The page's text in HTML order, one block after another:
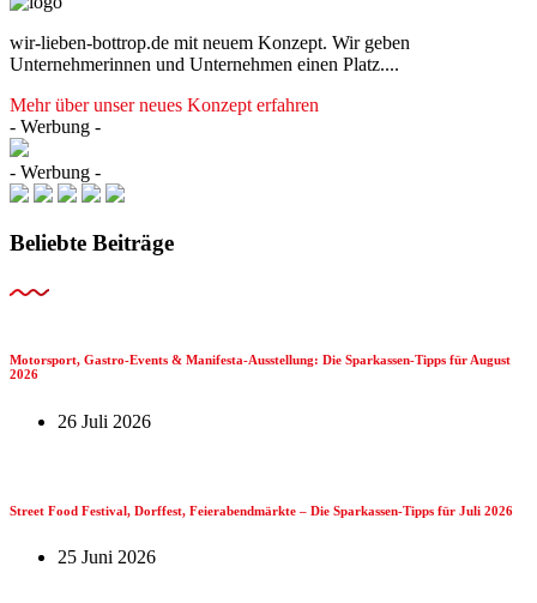
wir-lieben-bottrop.de mit neuem Konzept. Wir geben
Unternehmerinnen und Unternehmen einen Platz....
Mehr über unser neues Konzept erfahren
- Werbung -
- Werbung -
Beliebte Beiträge
Motorsport, Gastro-Events & Manifesta-Ausstellung: Die Sparkassen-Tipps für August
2026
26 Juli 2026
Street Food Festival, Dorffest, Feierabendmärkte – Die Sparkassen-Tipps für Juli 2026
25 Juni 2026